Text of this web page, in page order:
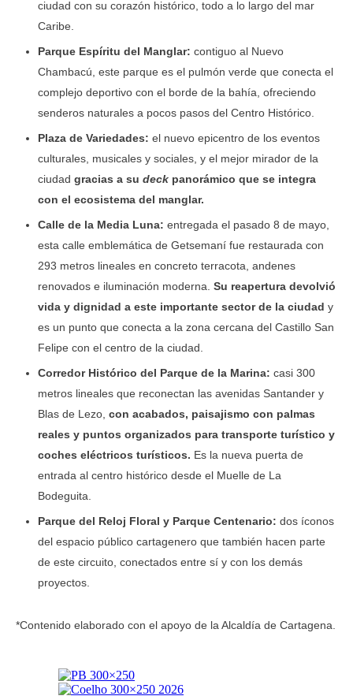
ciudad con su corazón histórico, todo a lo largo del mar
Caribe.
Parque Espíritu del Manglar: contiguo al Nuevo
Chambacú, este parque es el pulmón verde que conecta el
complejo deportivo con el borde de la bahía, ofreciendo
senderos naturales a pocos pasos del Centro Histórico.
Plaza de Variedades: el nuevo epicentro de los eventos
culturales, musicales y sociales, y el mejor mirador de la
ciudad gracias a su deck panorámico que se integra
con el ecosistema del manglar.
Calle de la Media Luna: entregada el pasado 8 de mayo,
esta calle emblemática de Getsemaní fue restaurada con
293 metros lineales en concreto terracota, andenes
renovados e iluminación moderna. Su reapertura devolvió
vida y dignidad a este importante sector de la ciudad y
es un punto que conecta a la zona cercana del Castillo San
Felipe con el centro de la ciudad.
Corredor Histórico del Parque de la Marina: casi 300
metros lineales que reconectan las avenidas Santander y
Blas de Lezo, con acabados, paisajismo con palmas
reales y puntos organizados para transporte turístico y
coches eléctricos turísticos. Es la nueva puerta de
entrada al centro histórico desde el Muelle de La
Bodeguita.
Parque del Reloj Floral y Parque Centenario: dos íconos
del espacio público cartagenero que también hacen parte
de este circuito, conectados entre sí y con los demás
proyectos.
*Contenido elaborado con el apoyo de la Alcaldía de Cartagena.